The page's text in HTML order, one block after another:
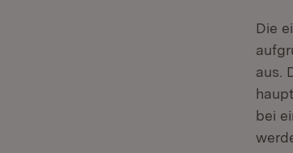
Die
aus.
bei